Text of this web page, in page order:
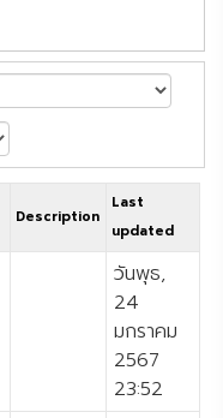
Description
Last
updated
วันพุธ,
24
มกราคม
2567
23:52